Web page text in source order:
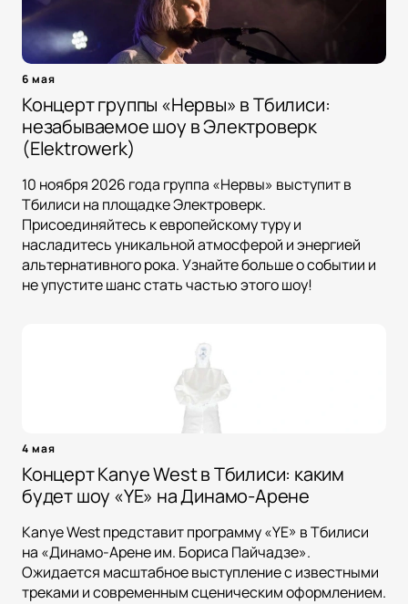
6 мая
Концерт группы «Нервы» в Тбилиси:
незабываемое шоу в Электроверк
(Elektrowerk)
10 ноября 2026 года группа «Нервы» выступит в
Тбилиси на площадке Электроверк.
Присоединяйтесь к европейскому туру и
насладитесь уникальной атмосферой и энергией
альтернативного рока. Узнайте больше о событии и
не упустите шанс стать частью этого шоу!
4 мая
Концерт Kanye West в Тбилиси: каким
будет шоу «YE» на Динамо-Арене
Kanye West представит программу «YE» в Тбилиси
на «Динамо-Арене им. Бориса Пайчадзе».
Ожидается масштабное выступление с известными
треками и современным сценическим оформлением.